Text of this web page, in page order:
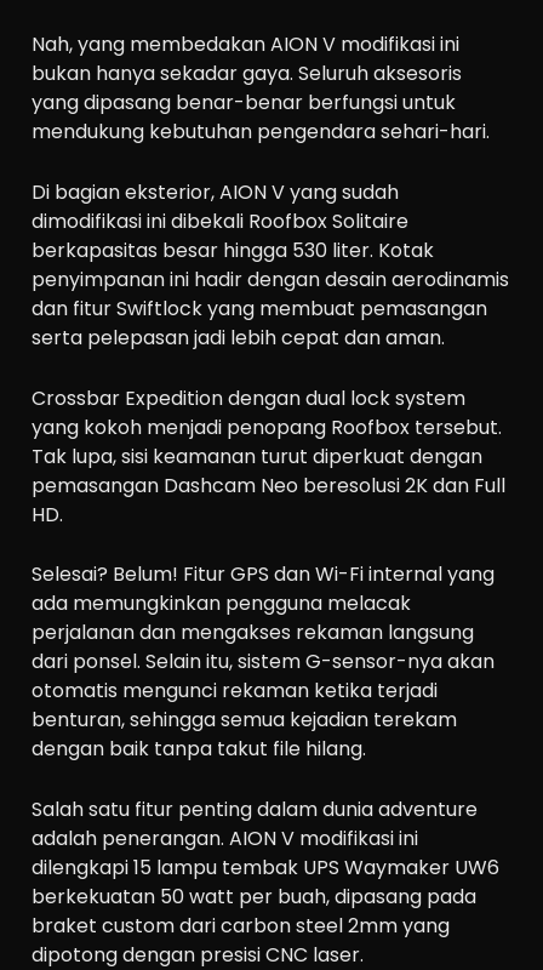
Nah, yang membedakan AION V modifikasi ini
bukan hanya sekadar gaya. Seluruh aksesoris
yang dipasang benar-benar berfungsi untuk
mendukung kebutuhan pengendara sehari-hari.
Di bagian eksterior, AION V yang sudah
dimodifikasi ini dibekali Roofbox Solitaire
berkapasitas besar hingga 530 liter. Kotak
penyimpanan ini hadir dengan desain aerodinamis
dan fitur Swiftlock yang membuat pemasangan
serta pelepasan jadi lebih cepat dan aman.
Crossbar Expedition dengan dual lock system
yang kokoh menjadi penopang Roofbox tersebut.
Tak lupa, sisi keamanan turut diperkuat dengan
pemasangan Dashcam Neo beresolusi 2K dan Full
HD.
Selesai? Belum! Fitur GPS dan Wi-Fi internal yang
ada memungkinkan pengguna melacak
perjalanan dan mengakses rekaman langsung
dari ponsel. Selain itu, sistem G-sensor-nya akan
otomatis mengunci rekaman ketika terjadi
benturan, sehingga semua kejadian terekam
dengan baik tanpa takut file hilang.
Salah satu fitur penting dalam dunia adventure
adalah penerangan. AION V modifikasi ini
dilengkapi 15 lampu tembak UPS Waymaker UW6
berkekuatan 50 watt per buah, dipasang pada
braket custom dari carbon steel 2mm yang
dipotong dengan presisi CNC laser.